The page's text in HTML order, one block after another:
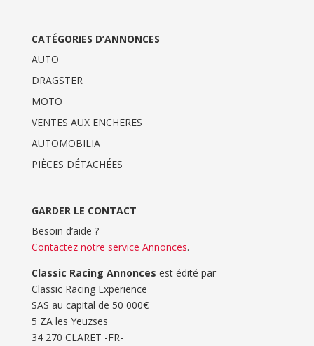
CATÉGORIES D’ANNONCES
AUTO
DRAGSTER
MOTO
VENTES AUX ENCHERES
AUTOMOBILIA
PIÈCES DÉTACHÉES
GARDER LE CONTACT
Besoin d’aide ?
Contactez notre service Annonces.
Classic Racing Annonces est édité par
Classic Racing Experience
SAS au capital de 50 000€
5 ZA les Yeuzses
34 270 CLARET -FR-